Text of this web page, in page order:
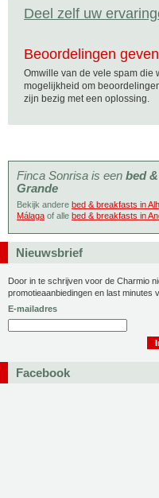
Deel zelf uw
Beoordelingen
Omwille van de vele spam die
mogelijkheid om
zijn bezig met een oplossing.
Finca Sonrisa is een bed
Grande
Bekijk andere bed & breakfasts in
Málaga of alle bed & breakfasts in
Nieuwsbrief
Door in te schrijven voor de Charmio
promotieaanbiedingen en last minutes
E-mailadres
Facebook